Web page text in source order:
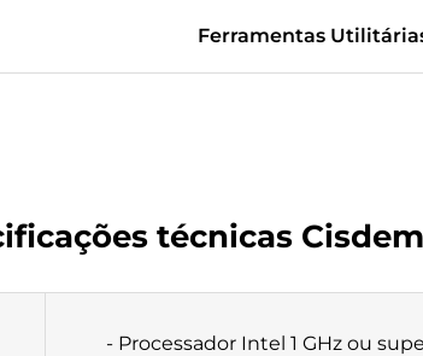
Ferramentas
técnicas
- Processador Intel 1 GHz ou